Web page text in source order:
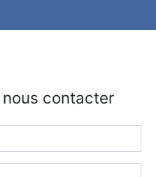
contacter